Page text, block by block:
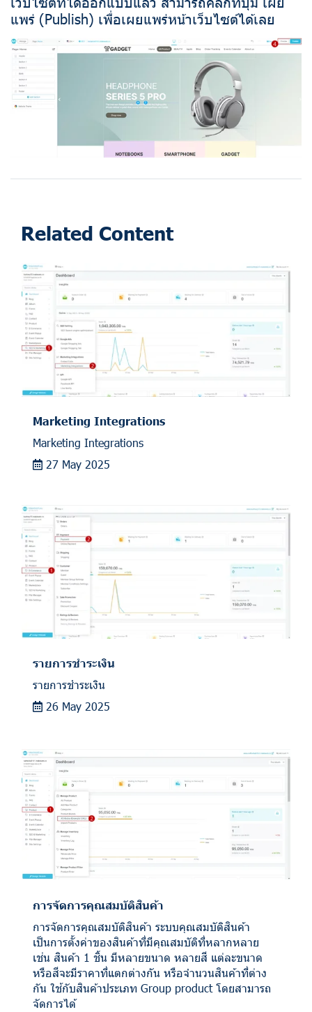
แพร่ (Publish) เพื่อเผยแพร่หน้าเว็บไซต์ได้เลย
Related Content
Marketing Integrations
Marketing Integrations
27 May 2025
รายการชำระเงิน
รายการชำระเงิน
26 May 2025
การจัดการคุณสมบัติสินค้า
การจัดการคุณสมบัติสินค้า ระบบคุณสมบัติสินค้า
เป็นการตั้งค่าของสินค้าที่มีคุณสมบัติที่หลากหลาย
เช่น สินค้า 1 ชิ้น มีหลายขนาด หลายสี แต่ละขนาด
หรือสีจะมีราคาที่แตกต่างกัน หรือจำนวนสินค้าที่ต่าง
กัน ใช้กับสินค้าประเภท Group product โดยสามารถ
จัดการได้